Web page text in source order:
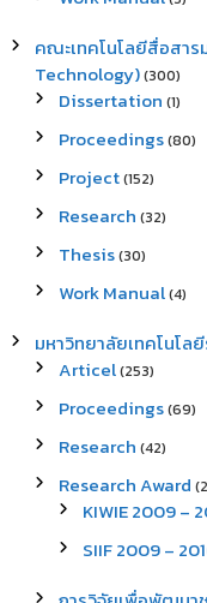
คณะเทคโนโลยีสื่อสา
Technology)(300)
Dissertation (1)
Proceedings(80)
Project(152)
Research (32)
Thesis(30)
Work Manual(4)
มหาวิทยาลัยเทคโนโ
Articel(253)
Proceedings(69)
Research (42)
Research Award
KIWIE 2009 –
SIIF 2009 –